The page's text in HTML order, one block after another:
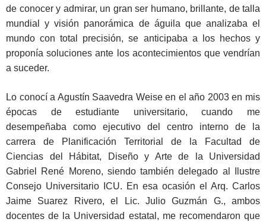
de conocer y admirar, un gran ser humano, brillante, de talla
mundial y visión panorámica de águila que analizaba el
mundo con total precisión, se anticipaba a los hechos y
proponía soluciones ante los acontecimientos que vendrían
a suceder.
Lo conocí a Agustín Saavedra Weise en el año 2003 en mis
épocas de estudiante universitario, cuando me
desempeñaba como ejecutivo del centro interno de la
carrera de Planificación Territorial de la Facultad de
Ciencias del Hábitat, Diseño y Arte de la Universidad
Gabriel René Moreno, siendo también delegado al Ilustre
Consejo Universitario ICU. En esa ocasión el Arq. Carlos
Jaime Suarez Rivero, el Lic. Julio Guzmán G., ambos
docentes de la Universidad estatal, me recomendaron que